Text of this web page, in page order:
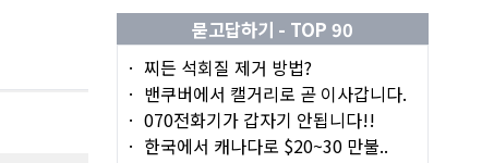
묻고답하기 - TOP 90
찌든 석회질 제거 방법?
밴쿠버에서 캘거리로 곧 이사갑니다.
070전화기가 갑자기 안됩니다!!
한국에서 캐나다로 $20~30 만불..